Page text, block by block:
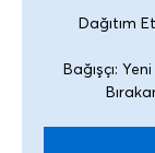
Dağıtım
Bağışçı: